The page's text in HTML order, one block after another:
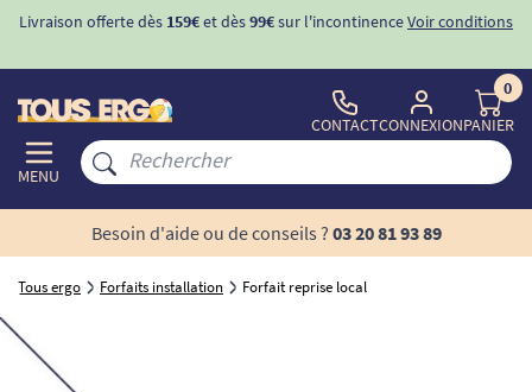
Livraison offerte dès 159€et dès99€sur l'incontinenceVoir conditions
MENU
CONTACTCONNEXION
0
PANIER
Besoin d'aide ou de conseils ? 03 20 81 93 89
Tous ergo Forfaits installation Forfait reprise local